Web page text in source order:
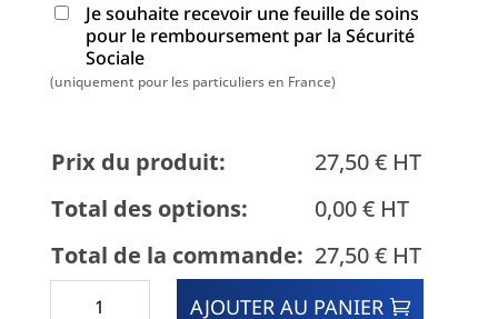
Je souhaite recevoir une feuille de soins
pour le remboursement par la Sécurité
Sociale
(uniquement pour les particuliers en France)
Prix du produit:
27,50 € HT
Total des options:
0,00€HT
Total de la commande: 27,50 € HT
AJOUTER AU PANIER